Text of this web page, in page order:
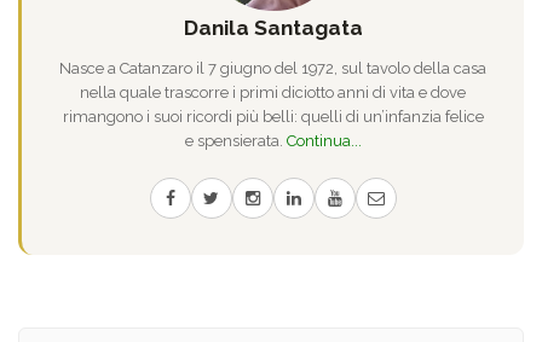
Danila Santagata
Nasce a Catanzaro il 7 giugno del 1972, sul tavolo della casa
nella quale trascorre i primi diciotto anni di vita e dove
rimangono i suoi ricordi più belli: quelli di un’infanzia felice
e spensierata. Continua...